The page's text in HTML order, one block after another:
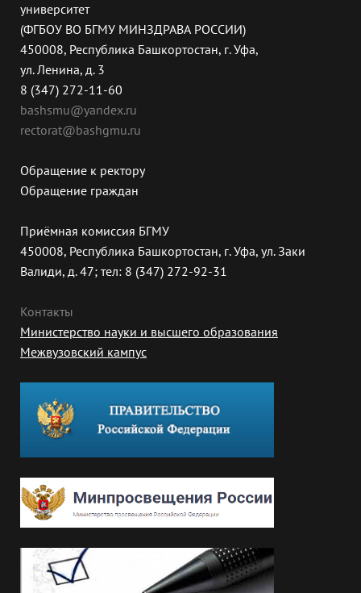
университет
(ФГБОУ ВО БГМУ МИНЗДРАВА РОССИИ)
450008, Республика Башкортостан, г. Уфа,
ул. Ленина, д. 3
8 (347) 272-11-60
bashsmu@yandex.ru
rectorat@bashgmu.ru
Обращение к ректору
Обращение граждан
Приёмная комиссия БГМУ
450008, Республика Башкортостан, г. Уфа, ул. Заки
Валиди, д. 47; тел: 8 (347) 272-92-31
Контакты
Министерство науки и высшего образования
Межвузовский кампус